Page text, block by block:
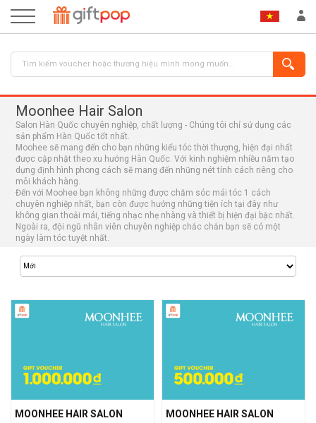
ĐĂNG NHẬP ĐĂNG KÝ
Moonhee Hair Salon
Salon Hàn Quốc chuyên nghiệp, chất lượng - Chúng tôi chỉ sử dụng các
sản phẩm Hàn Quốc tốt nhất.
Moohee sẽ mang đến cho bạn những kiểu tóc thời thượng, hiện đại nhất
được cập nhật theo xu hướng Hàn Quốc. Với kinh nghiệm nhiều năm tạo
dựng định hình phong cách sẽ mang đến những nét tính cách riêng cho
mỗi khách hàng.
Đến với Moohee bạn không những được chăm sóc mái tóc 1 cách
chuyên nghiệp nhất, bạn còn được hưởng những tiện ích tại đây như
không gian thoải mái, tiếng nhạc nhẹ nhàng và thiết bị hiện đại bậc nhất.
Ngoài ra, đội ngũ nhân viên chuyên nghiệp chắc chắn bạn sẽ có một
ngày làm tóc tuyệt nhất.
MOONHEE HAIR SALON MOONHEE HAIR SALON